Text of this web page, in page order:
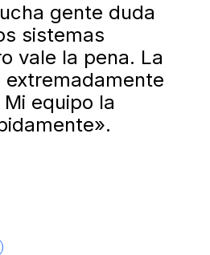
gente duda
sistemas
vale la pena. La
extremadamente
equipo la